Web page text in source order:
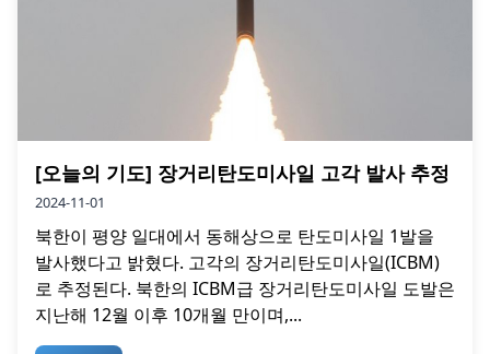
[오늘의 기도] 장거리탄도미사일 고각 발사 추정
2024-11-01
북한이 평양 일대에서 동해상으로 탄도미사일 1발을
발사했다고 밝혔다. 고각의 장거리탄도미사일(ICBM)
로 추정된다. 북한의 ICBM급 장거리탄도미사일 도발은
지난해 12월 이후 10개월 만이며,...